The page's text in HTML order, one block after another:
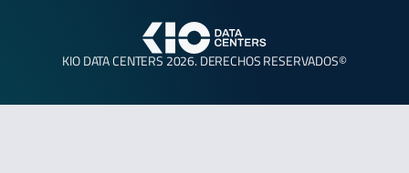
KIO DATA CENTERS 2026. DERECHOS RESERVADOS©